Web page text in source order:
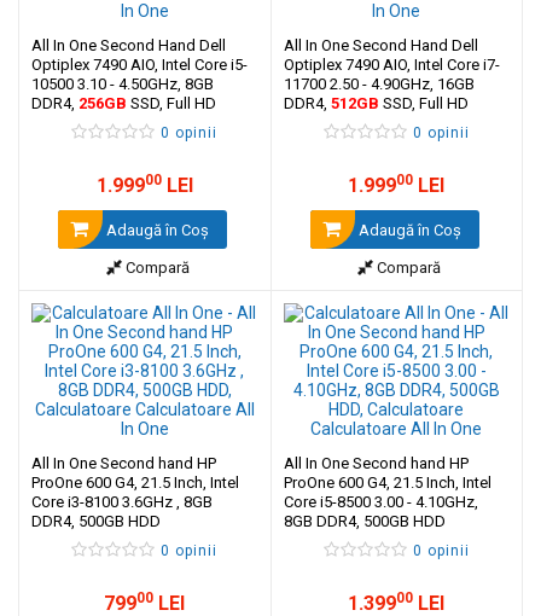
All In One Second Hand Dell
Optiplex 7490 AIO, Intel Core i5-
10500 3.10 - 4.50GHz, 8GB
DDR4, 256GB SSD, Full HD
23.8", GeForce GTX 1650
0 opinii
1.99900LEI
Adaugă în Coş
Compară
All In One Second Hand Dell
Optiplex 7490 AIO, Intel Core i7-
11700 2.50 - 4.90GHz, 16GB
DDR4, 512GB SSD, Full HD
23.8", Stand Universal
0 opinii
1.99900 LEI
Adaugă în Coş
Compară
All In One Second hand HP
ProOne 600 G4, 21.5 Inch, Intel
Core i3-8100 3.6GHz , 8GB
DDR4, 500GB HDD
0 opinii
79900 LEI
All In One Second hand HP
ProOne 600 G4, 21.5 Inch, Intel
Core i5-8500 3.00 - 4.10GHz,
8GB DDR4, 500GB HDD
0 opinii
1.39900 LEI